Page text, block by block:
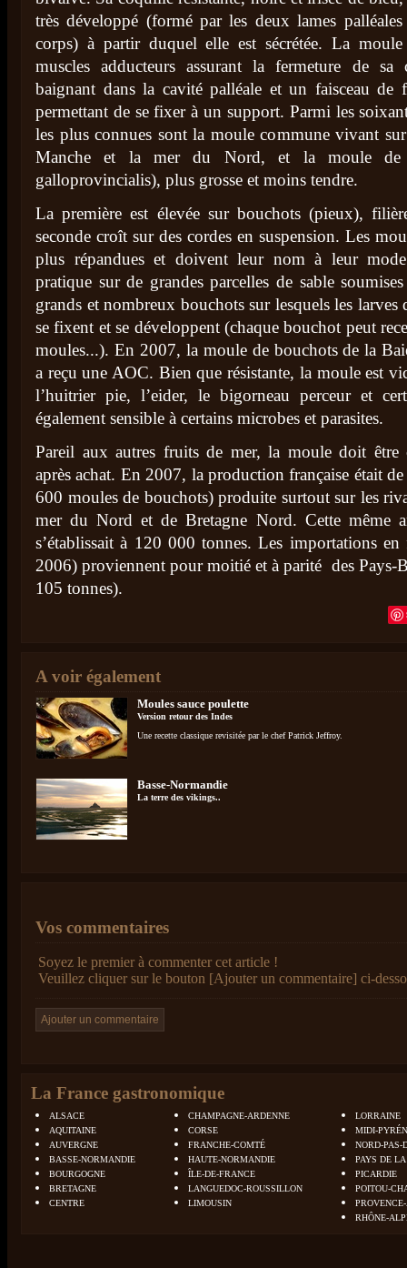
très développé (formé par les deux lames
corps) à partir duquel elle est sécrétée. La
muscles adducteurs assurant la fermeture de sa
baignant dans la cavité palléale et un faisceau de
permettant de se fixer à un support. Parmi les
les plus connues sont la moule commune vivant
Manche et la mer du Nord, et la moule de
galloprovincialis), plus grosse et moins tendre.
La première est élevée sur bouchots (pieux),
seconde croît sur des cordes en suspension. Les
plus répandues et doivent leur nom à leur
pratique sur de grandes parcelles de sable
grands et nombreux bouchots sur lesquels les larves
se fixent et se développent (chaque bouchot peut
moules...). En 2007, la moule de bouchots de la
a reçu une AOC. Bien que résistante, la moule est
l’huitrier pie, l’eider, le bigorneau perceur et
également sensible à certains microbes et parasites.
Pareil aux autres fruits de mer, la moule doit être
après achat. En 2007, la production française était
600 moules de bouchots) produite surtout sur les
mer du Nord et de Bretagne Nord. Cette même
s’établissait à 120 000 tonnes. Les importations
2006) proviennent pour moitié et à parité des Pays-
105 tonnes).
A voir également
Moules sauce poulette
Version retour des Indes
Une recette classique revisitée par le chef Patrick Jeffroy.
Basse-Normandie
La terre des vikings..
Vos commentaires
Soyez le premier à commenter cet article !
Veuillez cliquer sur le bouton [Ajouter un commentaire] ci-
La France gastronomique
ALSACE
AQUITAINE
AUVERGNE
BASSE-NORMANDIE
BOURGOGNE
BRETAGNE
CENTRE
CHAMPAGNE-ARDENNE
CORSE
FRANCHE-COMTÉ
HAUTE-NORMANDIE
ÎLE-DE-FRANCE
LANGUEDOC-ROUSSILLON
LIMOUSIN
LORRAINE
MIDI-
NORD-PAS-
PAYS DE
PICARDIE
POITOU-
RHÔNE-